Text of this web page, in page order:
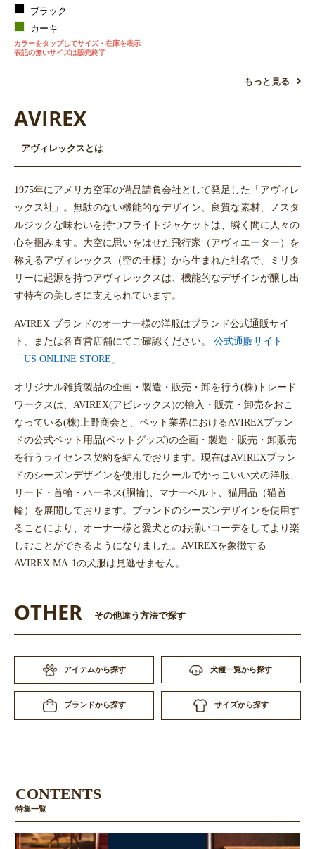
ブラック
カーキ
カラーをタップしてサイズ・在庫を表示
表記の無いサイズは販売終了
もっと見る
AVIREX
アヴィレックスとは
1975年にアメリカ空軍の備品請負会社として発足した「アヴィレ
ックス社」。無駄のない機能的なデザイン、良質な素材、ノスタ
ルジックな味わいを持つフライトジャケットは、瞬く間に人々の
心を掴みます。大空に思いをはせた飛行家（アヴィエーター）を
称えるアヴィレックス（空の王様）から生まれた社名で、ミリタ
リーに起源を持つアヴィレックスは、機能的なデザインが醸し出
す特有の美しさに支えられています。
AVIREX ブランドのオーナー様の洋服はブランド公式通販サイ
ト、または各直営店舗にてご確認ください。 公式通販サイト
「US ONLINE STORE」
オリジナル雑貨製品の企画・製造・販売・卸を行う(株)トレード
ワークスは、AVIREX(アビレックス)の輸入・販売・卸売をおこ
なっている(株)上野商会と、ペット業界におけるAVIREXブラン
ドの公式ペット用品(ペットグッズ)の企画・製造・販売・卸販売
を行うライセンス契約を結んでおります。現在はAVIREXブラン
ドのシーズンデザインを使用したクールでかっこいい犬の洋服、
リード・首輪・ハーネス(胴輪)、マナーベルト、猫用品（猫首
輪）を展開しております。ブランドのシーズンデザインを使用す
ることにより、オーナー様と愛犬とのお揃いコーデをしてより楽
しむことができるようになりました。AVIREXを象徴する
AVIREX MA-1の犬服は見逃せません。
OTHER その他違う方法で探す
アイテムから探す 犬種一覧から探す
ブランドから探す サイズから探す
CONTENTS
特集一覧